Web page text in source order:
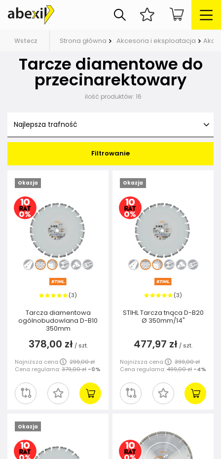
Wstecz Strona główna Akcesoria i eksploatacja
Tarcze diamentowe do
przecinarektowary
ilość produktów: 16
Najlepsza trafność
Filtrowanie
Okazja
(3)
Tarcza diamentowa
ogólnobudowlana D-B10
350mm
378,00 zł / szt.
Najniższa cena:
299,00 zł
Cena regularna:379,00 zł -0%
Okazja
(3)
STIHL Tarcza tnąca D-B20
Ø 350mm/14"
477,97 zł / szt.
Najniższa cena:
399,00 zł
Cena regularna:499,00 zł -4%
Okazja